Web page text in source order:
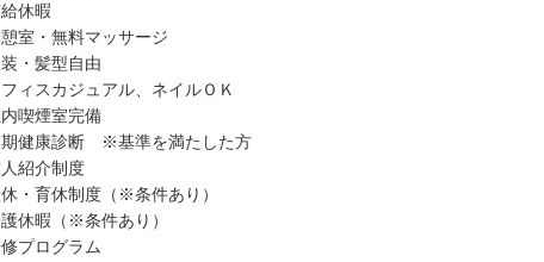
休暇
室・無料マッサージ
・髪型自由
ィスカジュアル、ネイルＯＫ
喫煙室完備
期健康診断 ※基準を満たした方
紹介制度
・育休制度（※条件あり）
休暇（※条件あり）
プログラム